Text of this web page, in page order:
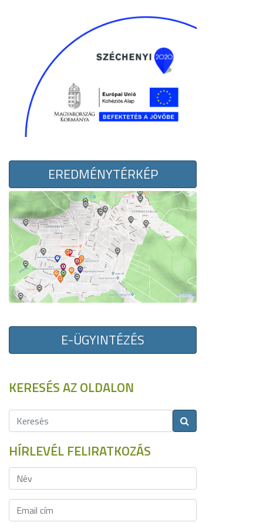
EREDMÉNYTÉRKÉP
E-ÜGYINTÉZÉS
KERESÉS AZ OLDALON
HÍRLEVÉL FELIRATKOZÁS